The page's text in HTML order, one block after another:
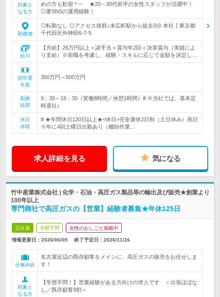
対象と
なる方
めの方も歓迎＊─ ★20～30代前半の女性スタッフが活躍中！
◎要SNSの運用経験！
勤務地
◎転勤なし ◎アクセス抜群♪末広町駅から徒歩3分 本社┃東京都
千代田区外神田6-7-5
給与
【月給】26万円以上＋諸手当＋賞与年2回＋決算賞与（実績によ
り支給）※前職を考慮し、経験・スキルに応じて金額を決定し…
初年度
年収
350万円～500万円
勤務
時間
9：30～18：30（実働8時間／休憩1時間）# ※当社では、基本定
時退社♪
休日
休暇
# ★年間休日120日以上★<休日>完全週休2日制（土日休み）祝日
※年に4回土曜日出勤あり（棚卸作業…
求人詳細を見る 気になる
竹中産業株式会社 | 化学・石油・高圧ガス製品等の輸出及び販売★創業より
100年以上
専門商社で高圧ガスの【営業】経験者募集★年休125日
正社員 学歴不問 女性のおしごと掲載中
情報更新日：2026/06/05 終了予定日： 2026/11/26
仕事内容
名古屋近辺の既存顧客をメインに、高圧ガスの販売をお任せしま
す！
対象と
なる方
【学歴不問！】営業経験がある方向けの求人です ＜出張ほぼな
し／既存顧客9割＞